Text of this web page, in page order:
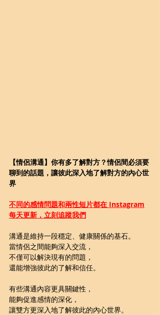
【情侶溝通】你有多了解對方？情侶間必須要
聊到的話題，讓彼此深入地了解對方的內心世
界
不同的感情問題和兩性短片都在 Instagram
每天更新，立刻追蹤我們
溝通是維持一段穩定、健康關係的基石。
當情侶之間能夠深入交流，
不僅可以解決現有的問題，
還能增強彼此的了解和信任。
有些溝通內容更具關鍵性，
能夠促進感情的深化，
讓雙方更深入地了解彼此的內心世界。